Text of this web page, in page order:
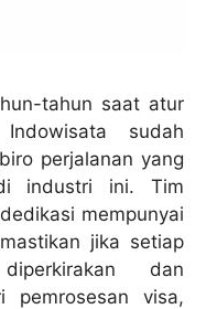
tahun saat atur
sudah
perjalanan yang
industri ini. Tim
mempunyai
jika setiap
dan
pemrosesan visa,